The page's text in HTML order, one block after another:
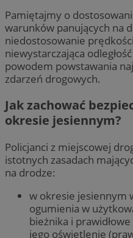
Pamiętajmy o
warunków panujących na
niedostosowanie
niewystarczająca
powodem powstawania
zdarzeń drogowych.
Jak zachować
okresie jesiennym?
Policjanci z miejscowej
istotnych zasadach
na drodze:
w okresie jesiennym
ogumienia w
bieżnika i
jego oświetlenie